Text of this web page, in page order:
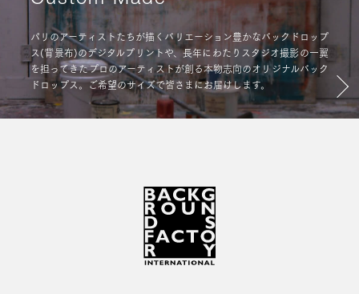
パリのアーティストたちが描くバリエーション豊かなバックドロップ
ス(背景布)のデジタルプリントや、長年にわたりスタジオ撮影の一翼
を担ってきたプロのアーティストが創る本物志向のオリジナルバック
ドロップス。ご希望のサイズで皆さまにお届けします。